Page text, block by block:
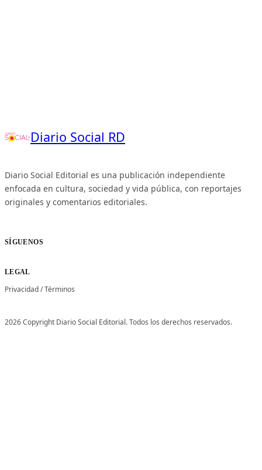
Diario Social RD
Diario Social Editorial es una publicación independiente
enfocada en cultura, sociedad y vida pública, con reportajes
originales y comentarios editoriales.
SÍGUENOS
LEGAL
Privacidad/Términos
2026 Copyright Diario Social Editorial. Todos los derechos reservados.